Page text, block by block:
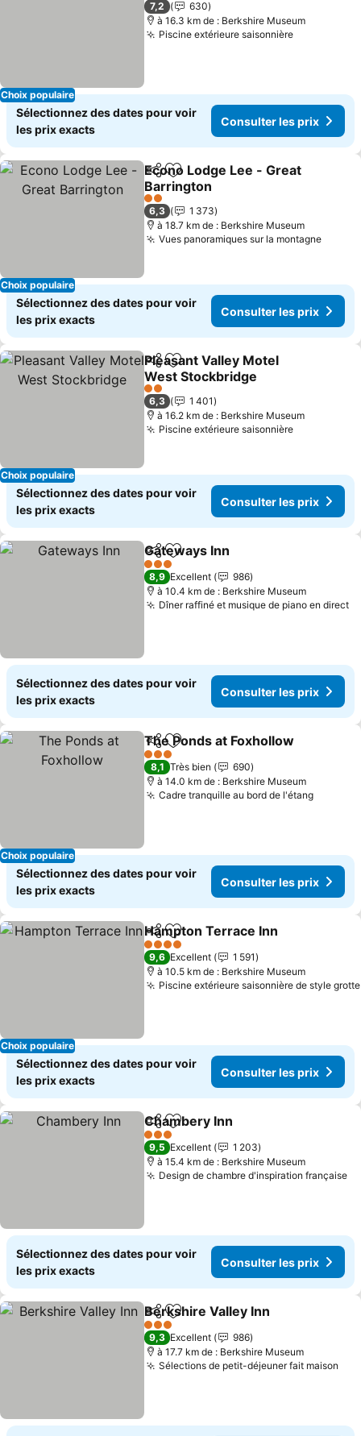
Choix populaire
7,2
630
à 16.3 km de : Berkshire Museum
Piscine extérieure saisonnièreConsulter
Sélectionnez des dates pour voir
les prix exacts
Consulter les prix
Choix populaire
PartagerAjouter à mes favoris
Econo Lodge Lee - Great
Barrington
Consulter les prix
2 Étoiles
6,3
1 373
à 18.7 km de : Berkshire Museum
Vues panoramiques sur la montagne
Sélectionnez des dates pour voir
les prix exacts
Consulter les prix
Choix populaire
PartagerAjouter à mes favoris
Pleasant Valley Motel
West Stockbridge
Consulter les prix
2 Étoiles
6,3
1 401
à 16.2 km de : Berkshire Museum
Piscine extérieure saisonnièreConsulter
Sélectionnez des dates pour voir
les prix exacts
Consulter les prix
PartagerAjouter à mes favoris
Gateways Inn
3 Étoiles
8,9 Excellent
986
à 10.4 km de : Berkshire Museum
Dîner raffiné et musique de piano en direct
Sélectionnez des dates pour voir
les prix exacts
Consulter les prix
Choix populaire
PartagerAjouter à mes favoris
The Ponds at Foxhollow
3 Étoiles
8,1 Très bien
690
à 14.0 km de : Berkshire Museum
Cadre tranquille au bord de l'étang
Sélectionnez des dates pour voir
les prix exacts
Consulter les prix
Choix populaire
PartagerAjouter à mes favoris
Hampton Terrace Inn
4 Étoiles
9,6 Excellent
1 591
à 10.5 km de : Berkshire Museum
Piscine extérieure saisonnière de style grotte
Sélectionnez des dates pour voir
les prix exacts
Consulter les prix
PartagerAjouter à mes favoris
Chambery Inn
3 Étoiles
9,5 Excellent
1 203
à 15.4 km de : Berkshire Museum
Design de chambre d'inspiration française
Sélectionnez des dates pour voir
les prix exacts
Consulter les prix
PartagerAjouter à mes favoris
Berkshire Valley Inn
3 Étoiles
9,3 Excellent
986
à 17.7 km de : Berkshire Museum
Sélections de petit-déjeuner fait maison